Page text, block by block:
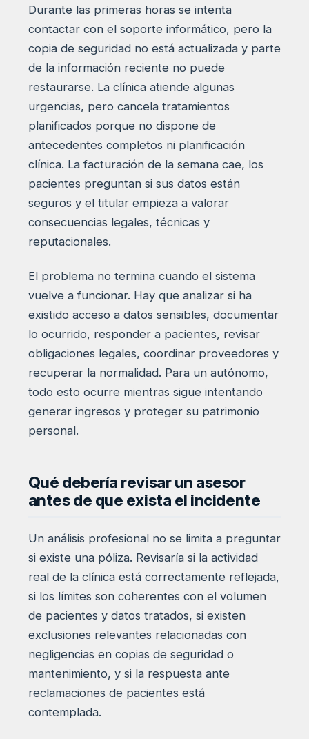
Durante las primeras horas se intenta
contactar con el soporte informático, pero la
copia de seguridad no está actualizada y parte
de la información reciente no puede
restaurarse. La clínica atiende algunas
urgencias, pero cancela tratamientos
planificados porque no dispone de
antecedentes completos ni planificación
clínica. La facturación de la semana cae, los
pacientes preguntan si sus datos están
seguros y el titular empieza a valorar
consecuencias legales, técnicas y
reputacionales.
El problema no termina cuando el sistema
vuelve a funcionar. Hay que analizar si ha
existido acceso a datos sensibles, documentar
lo ocurrido, responder a pacientes, revisar
obligaciones legales, coordinar proveedores y
recuperar la normalidad. Para un autónomo,
todo esto ocurre mientras sigue intentando
generar ingresos y proteger su patrimonio
personal.
Qué debería revisar un asesor
antes de que exista el incidente
Un análisis profesional no se limita a preguntar
si existe una póliza. Revisaría si la actividad
real de la clínica está correctamente reflejada,
si los límites son coherentes con el volumen
de pacientes y datos tratados, si existen
exclusiones relevantes relacionadas con
negligencias en copias de seguridad o
mantenimiento, y si la respuesta ante
reclamaciones de pacientes está
contemplada.